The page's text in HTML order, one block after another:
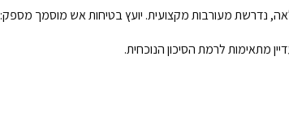
נדרשת מעורבות מקצועית. יועץ בטיחות אש מוסמך מספק:
מתאימות לרמת הסיכון הנוכחית.